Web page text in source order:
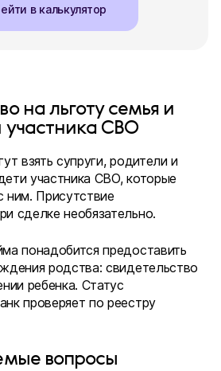
в калькулятор
на льготу семья и
участника СВО
взять супруги, родители и
участника СВО, которые
Присутствие
сделке необязательно.
понадобится предоставить
родства: свидетельство
ребенка. Статус
проверяет по реестру
вопросы